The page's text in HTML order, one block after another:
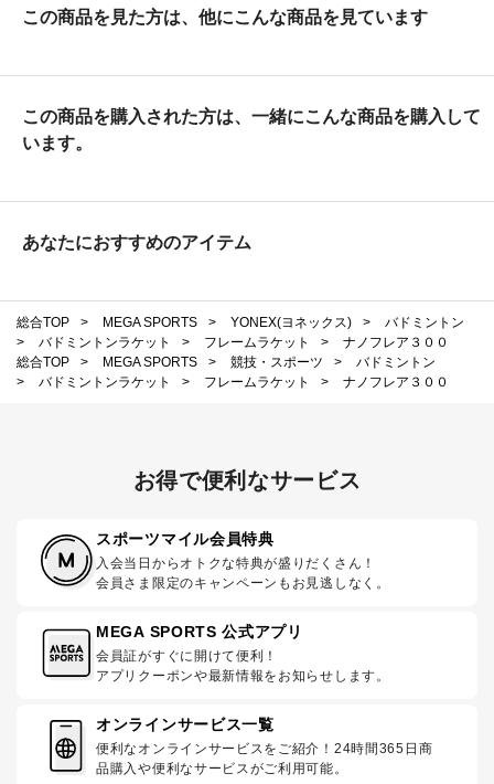
この商品を見た方は、他にこんな商品を見ています
この商品を購入された方は、一緒にこんな商品を購入して
います。
あなたにおすすめのアイテム
総合TOP > MEGA SPORTS > YONEX(ヨネックス) >
バドミントン
>
バドミントンラケット > フレームラケット >
ナノフレア３００
総合TOP
> MEGA SPORTS > 競技・スポーツ >
バドミントン
>
バドミントンラケット > フレームラケット > ナノフレア３００
お得で便利なサービス
スポーツマイル会員特典
入会当日からオトクな特典が盛りだくさん！
会員さま限定のキャンペーンもお見逃しなく。
MEGA SPORTS 公式アプリ
会員証がすぐに開けて便利！
アプリクーポンや最新情報をお知らせします。
オンラインサービス一覧
便利なオンラインサービスをご紹介！24時間365日商
品購入や便利なサービスがご利用可能。